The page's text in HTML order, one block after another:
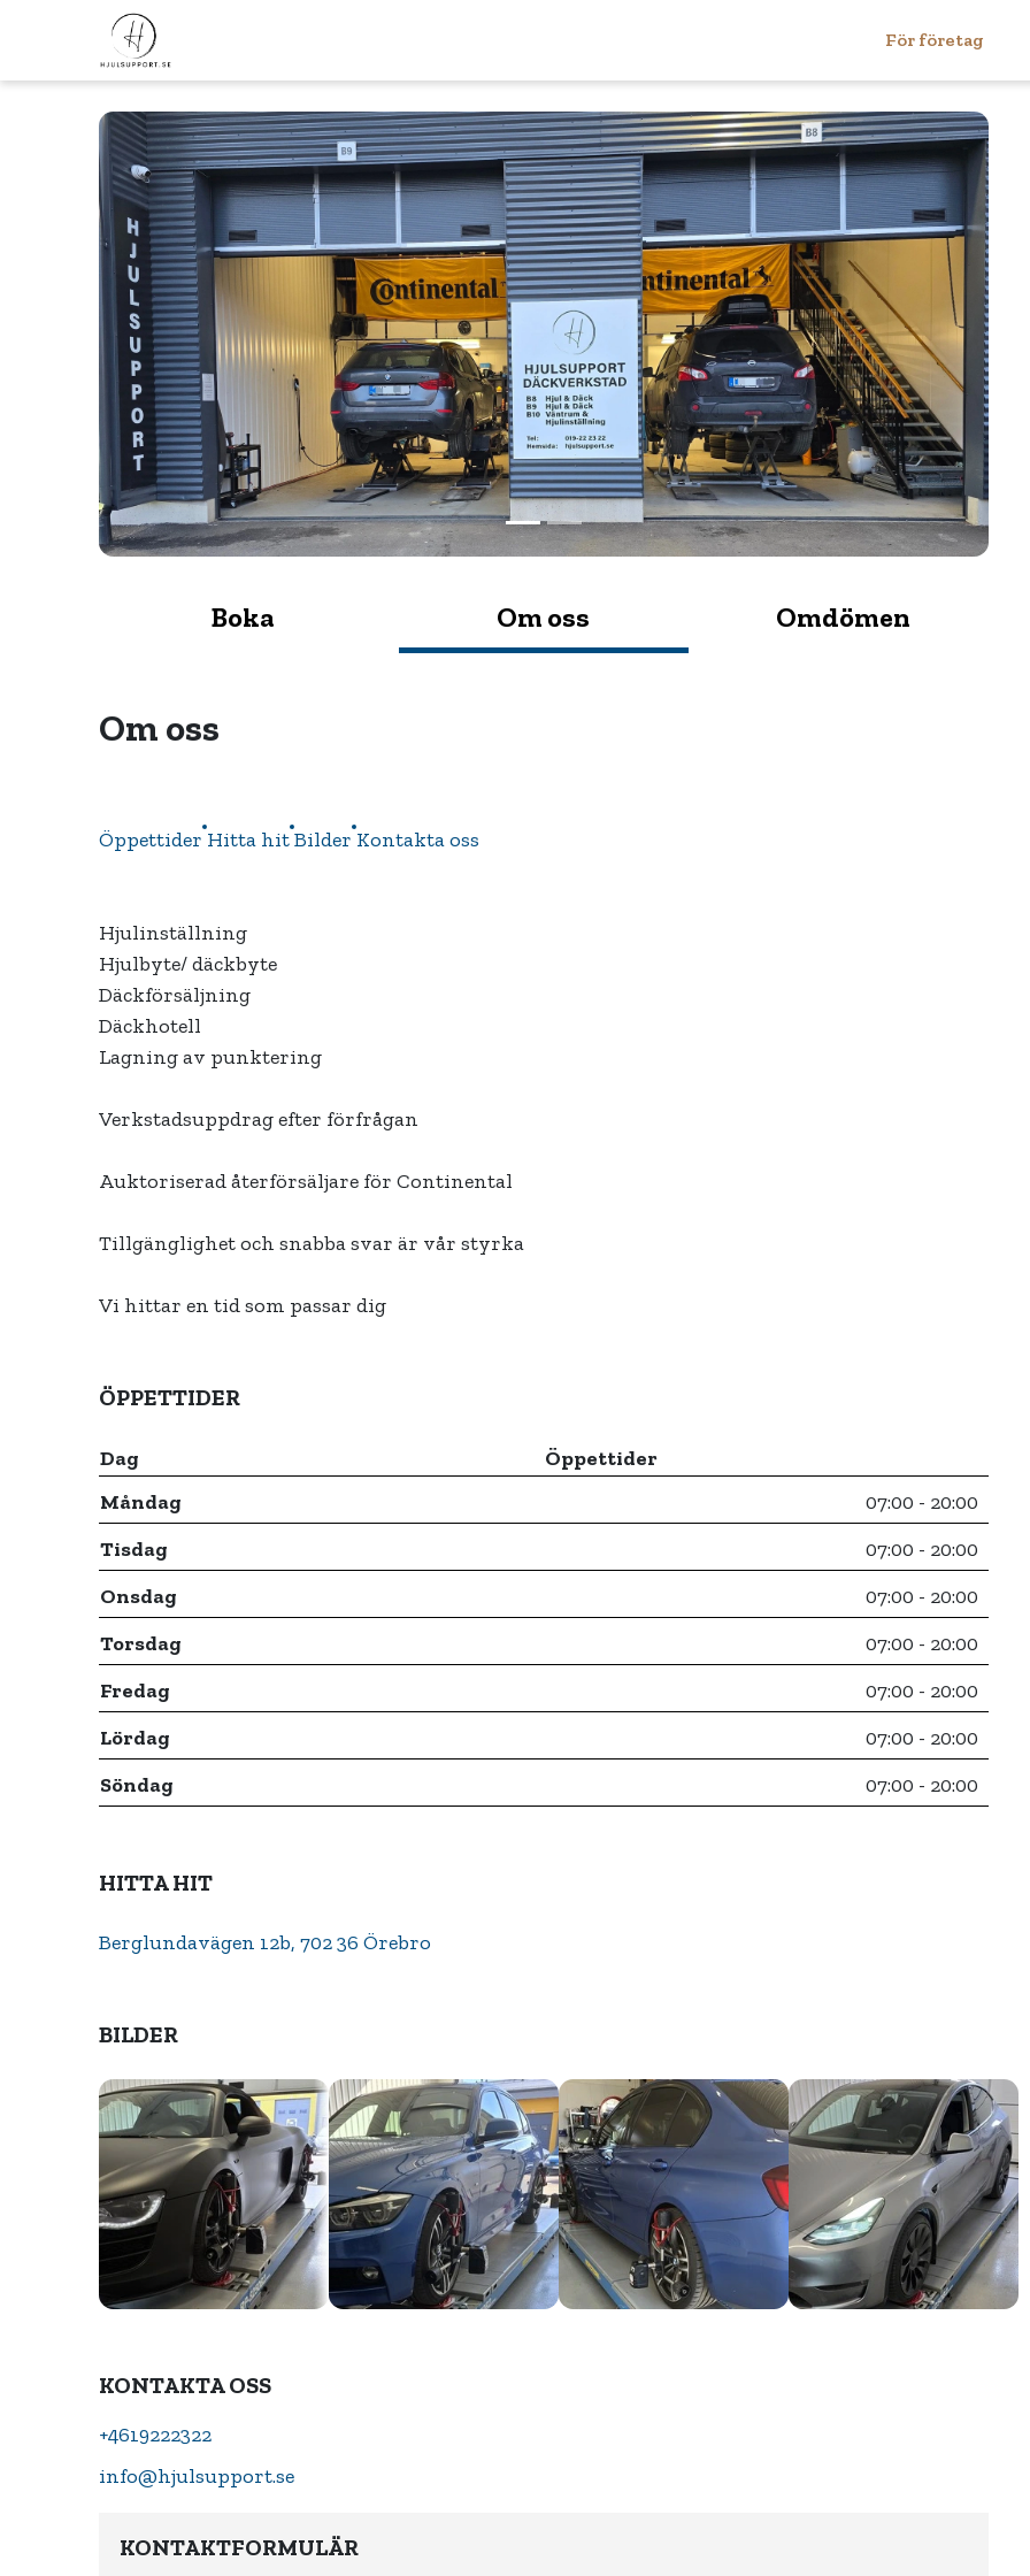
För företag
Boka Om oss Omdömen
Om oss
Öppettider Hitta hitBilder Kontakta oss
Hjulinställning
Hjulbyte/ däckbyte
Däckförsäljning
Däckhotell
Lagning av punktering
Verkstadsuppdrag efter förfrågan
Auktoriserad återförsäljare för Continental
Tillgänglighet och snabba svar är vår styrka
Vi hittar en tid som passar dig
ÖPPETTIDER
Dag
Öppettider
Måndag
07:00 - 20:00
Tisdag
07:00 - 20:00
Onsdag
07:00 - 20:00
Torsdag
07:00 - 20:00
Fredag
07:00 - 20:00
Lördag
07:00 - 20:00
Söndag
07:00 - 20:00
HITTA HIT
Berglundavägen 12b, 702 36 Örebro
BILDER
KONTAKTA OSS
+4619222322
info@hjulsupport.se
KONTAKTFORMULÄR